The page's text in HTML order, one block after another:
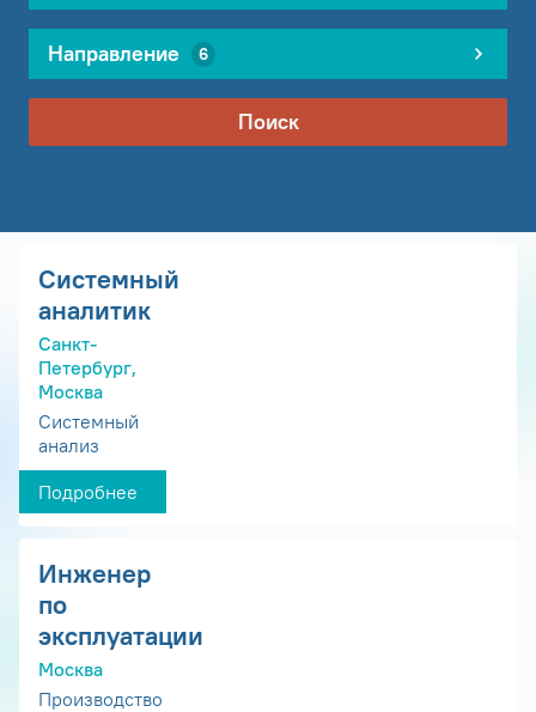
Направление 6
Поиск
Системный
аналитик
Санкт-
Петербург,
Москва
Системный
анализ
Подробнее
Инженер
по
эксплуатации
Москва
Производство